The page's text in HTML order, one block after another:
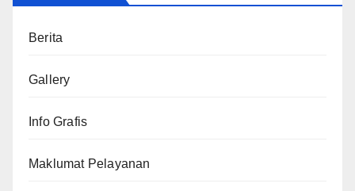
Berita
Gallery
Info Grafis
Maklumat Pelayanan